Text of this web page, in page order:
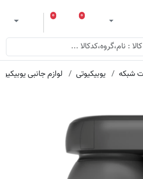
ورود لیست مورد علاقه
۰
سبد خرید
۰
شبکه یوبیکیوتی لوازم جانبی